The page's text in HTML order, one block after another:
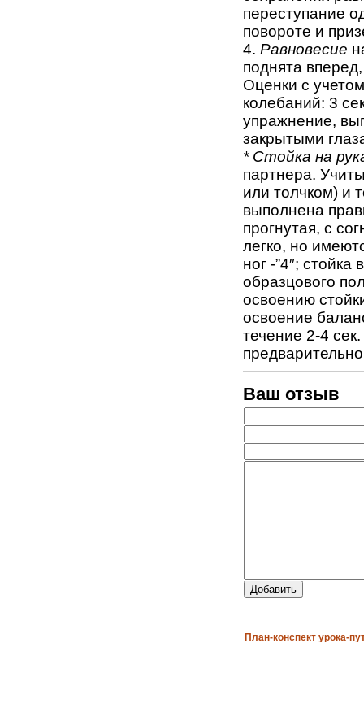
переступание
повороте и
4. Равновесие
поднята
Оценки с
колебаний: 3
упражнение,
закрытыми
* Стойка на
партнера.
или толчком) и
выполнена
прогнутая, с
легко, но
ног -”4″;
образцового
освоению
освоение
течение 2-4
Ваш отзыв
План-конспект урока-